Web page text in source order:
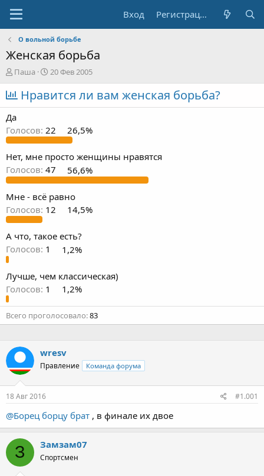
Вход Регистрация
О вольной борьбе
Женская борьба
А
в
т
о
р
т
е
м
ы
Паша
Д
а
т
а
ч
а
л
а
20 Фев 2005
Нравится ли вам женская борьба?
Да
Голосов: 22 26,5%
Нет, мне просто женщины нравятся
Голосов: 47 56,6%
Мне - всё равно
Голосов: 12 14,5%
А что, такое есть?
Голосов: 1 1,2%
Лучше, чем классическая)
Голосов: 1 1,2%
Всего проголосовало 83
wresv
Правление Команда форума
18 Авг 2016 #1.001
@Борец борцу брат , в финале их двое
З Замзам07
Спортсмен